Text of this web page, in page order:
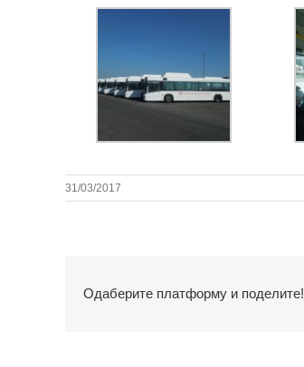
31/03/2017
Одаберите платформу и поделите!